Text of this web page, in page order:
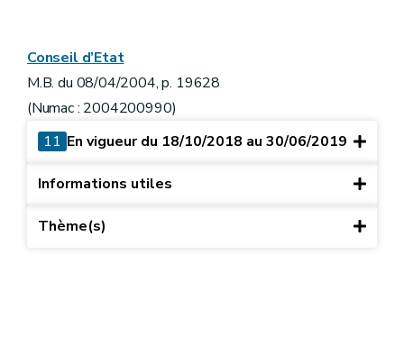
Conseil d’Etat
M.B. du 08/04/2004, p. 19628
(Numac : 2004200990)
11 En vigueur du 18/10/2018 au 30/06/2019
Informations utiles
Thème(s)